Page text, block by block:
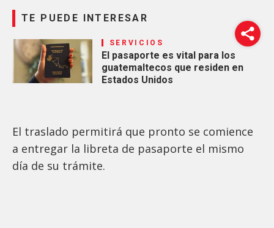
TE PUEDE INTERESAR
SERVICIOS
El pasaporte es vital para los
guatemaltecos que residen en
Estados Unidos
El traslado permitirá que pronto se comience
a entregar la libreta de pasaporte el mismo
día de su trámite.